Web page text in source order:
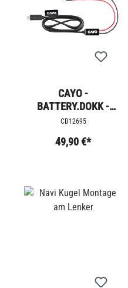
CAYO -
BATTERY.DOKK -
LADEGERÄT
CB12695
49,90 €*